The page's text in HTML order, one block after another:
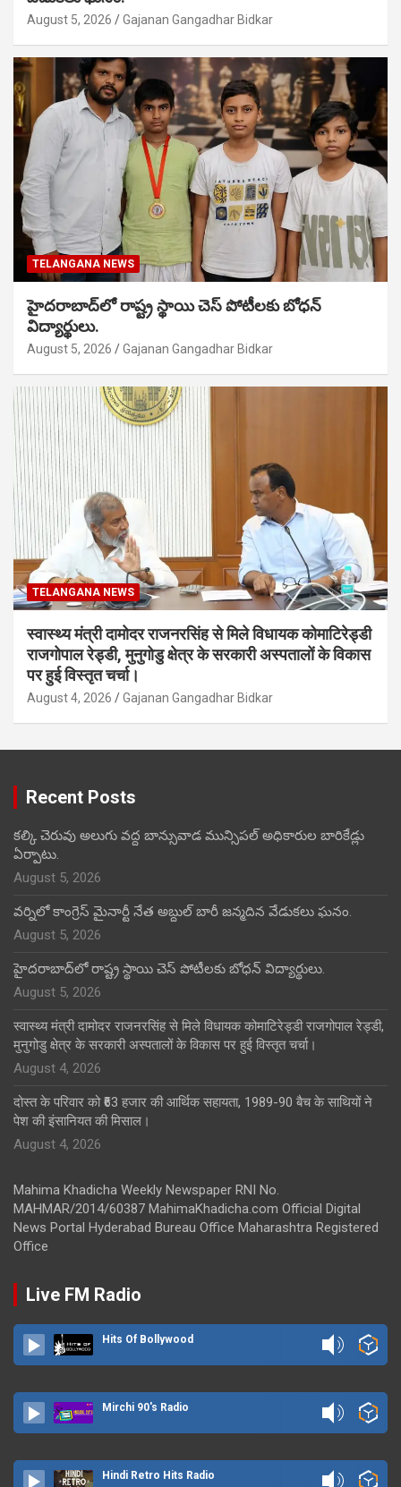
August 5, 2026 Gajanan Gangadhar Bidkar
TELANGANA NEWS
హైదరాబాద్‌లో రాష్ట్ర స్థాయి చెస్ పోటీలకు బోధన్
విద్యార్థులు.
August 5, 2026 Gajanan Gangadhar Bidkar
TELANGANA NEWS
स्वास्थ्य मंत्री दामोदर राजनरसिंह से मिले विधायक कोमाटिरेड्डी
राजगोपाल रेड्डी, मुनुगोडु क्षेत्र के सरकारी अस्पतालों के विकास
पर हुई विस्तृत चर्चा।
August 4, 2026 Gajanan Gangadhar Bidkar
Recent Posts
కల్కి చెరువు అలుగు వద్ద బాన్సువాడ మున్సిపల్ అధికారుల బారికేడ్లు
ఏర్పాటు.
August 5, 2026
వర్నిలో కాంగ్రెస్ మైనార్టీ నేత అబ్దుల్ బారీ జన్మదిన వేడుకలు ఘనం.
August 5, 2026
హైదరాబాద్‌లో రాష్ట్ర స్థాయి చెస్ పోటీలకు బోధన్ విద్యార్థులు.
August 5, 2026
स्वास्थ्य मंत्री दामोदर राजनरसिंह से मिले विधायक कोमाटिरेड्डी राजगोपाल रेड्डी,
मुनुगोडु क्षेत्र के सरकारी अस्पतालों के विकास पर हुई विस्तृत चर्चा।
August 4, 2026
दोस्त के परिवार को ₹63 हजार की आर्थिक सहायता, 1989-90 बैच के साथियों ने
पेश की इंसानियत की मिसाल।
August 4, 2026
Mahima Khadicha Weekly Newspaper RNI No.
MAHMAR/2014/60387 MahimaKhadicha.com Official Digital
News Portal Hyderabad Bureau Office Maharashtra Registered
Office
Live FM Radio
Hits Of Bollywood
Mirchi 90's Radio
Hindi Retro Hits Radio